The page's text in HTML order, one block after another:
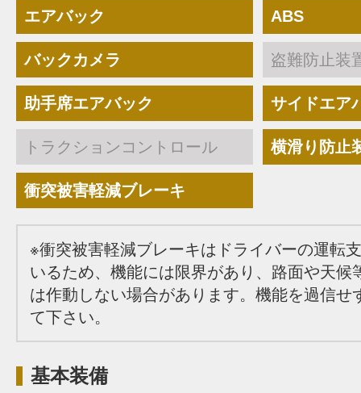
エアバック ABS
バックカメラ 盗難防止装
助手席エアバック サイドエア
トラクションコントロール 横滑り防止
衝突被害軽減ブレーキ
※衝突被害軽減ブレーキはドライバーの運転
いるため、機能には限界があり、路面や天候
は作動しない場合があります。機能を過信せ
て下さい。
基本装備